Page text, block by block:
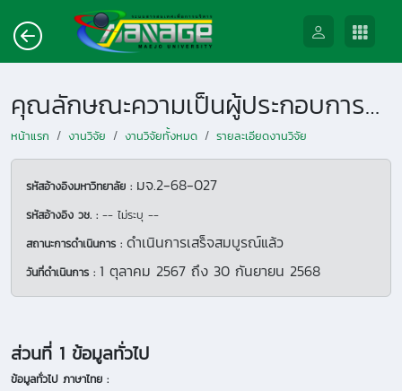
คุณลักษณะความเป็นผู้ประกอบการและความสามารถในการควบคุมชะตาชีวิตที่ส่งผลต่อความสำเร็จในการดำเนินธุรกิจเกษตรในจังหวัดเชียงใหม่และลำพูน
หน้าแรก งานวิจัย งานวิจัยทั้งหมด รายละเอียดงานวิจัย
รหัสอ้างอิงมหาวิทยาลัย : มจ.2-68-027
รหัสอ้างอิง วช. : -- ไม่ระบุ --
สถานะการดำเนินการ : ดำเนินการเสร็จสมบูรณ์แล้ว
วันที่ดำเนินการ : 1 ตุลาคม 2567 ถึง 30 กันยายน 2568
ส่วนที่ 1 ข้อมูลทั่วไป
ข้อมูลทั่วไป ภาษาไทย :